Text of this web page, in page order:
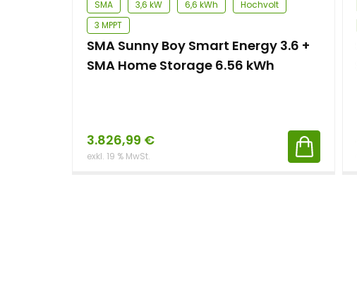
SMA 3,6 kW 6,6 kWh
Hochvolt
3 MPPT
SMA Sunny Boy Smart Energy 3.6 +
SMA Home Storage 6.56 kWh
3.826,99 €
exkl. 19 % MwSt.